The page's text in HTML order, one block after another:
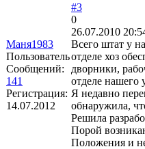
Маня1983
Пользователь
Сообщений:
141
Регистрация:
14.07.2012
#3
0
26.07.2010
Всего штат у
отделе хоз
дворники,
отделе нашего
Я недавно
обнаружила,
Решила
Порой
Положения и